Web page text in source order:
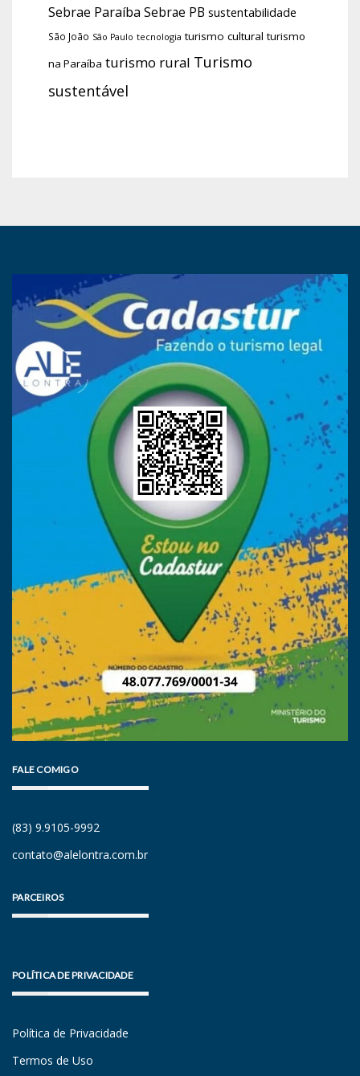
Sebrae Paraíba Sebrae PB sustentabilidade
São João São Paulo tecnologia turismo cultural turismo
na Paraíba turismo rural Turismo
sustentável
FALE COMIGO
(83) 9.9105-9992
contato@alelontra.com.br
PARCEIROS
POLÍTICA DE PRIVACIDADE
Política de Privacidade
Termos de Uso